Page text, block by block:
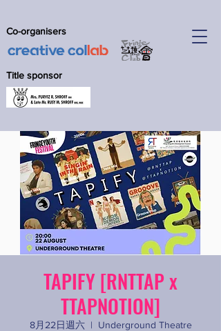
Title sponsor
Co-organisers
TAPIFY [RNTTAP x
TTAPNOTION]
8月22日週六
  |
Underground Theatre